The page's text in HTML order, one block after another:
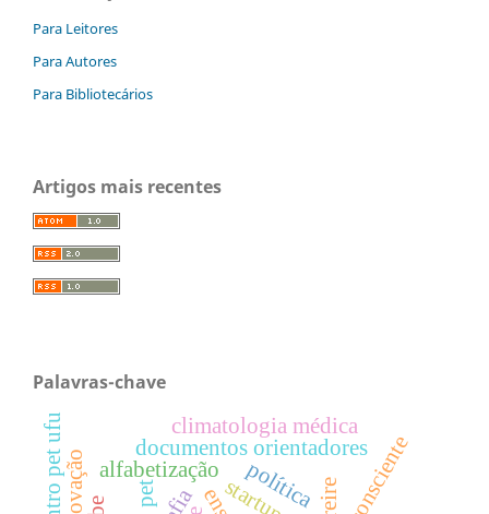
Para Leitores
Para Autores
Para Bibliotecários
Artigos mais recentes
Palavras-chave
alfabetização
documentos orientadores
climatologia médica
pet consciente
política